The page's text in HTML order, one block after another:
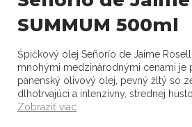
SUMMUM 500ml
Śpičkový olej Señorío de Jaime
mnohými medzinárodnými cenami je
panenský olivový olej, pevný žltý so
dlhotrvajúci a intenzívny, strednej
Zobraziť viac